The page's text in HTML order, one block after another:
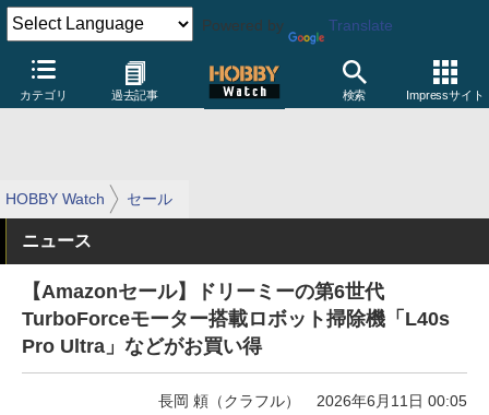
Powered by Translate
カテゴリ 過去記事 検索 Impressサイト
HOBBY Watch セール
ニュース
【Amazonセール】ドリーミーの第6世代
TurboForceモーター搭載ロボット掃除機「L40s
Pro Ultra」などがお買い得
長岡 頼（クラフル） 2026年6月11日 00:05